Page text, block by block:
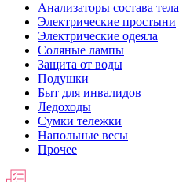
Анализаторы состава тела
Электрические простыни
Электрические одеяла
Соляные лампы
Защита от воды
Подушки
Быт для инвалидов
Ледоходы
Сумки тележки
Напольные весы
Прочее